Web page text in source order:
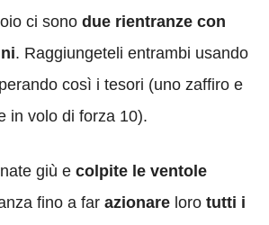
ci sono due rientranze con
. Raggiungeteli entrambi usando
così i tesori (uno zaffiro e
in volo di forza 10).
giù e colpite le ventole
fino a far azionare loro tutti i